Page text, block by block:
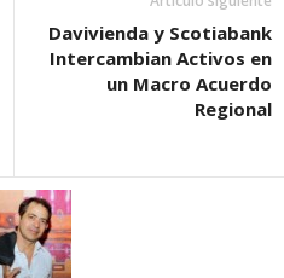
Davivienda y Scotiabank
Intercambian Activos en
un Macro Acuerdo
Regional